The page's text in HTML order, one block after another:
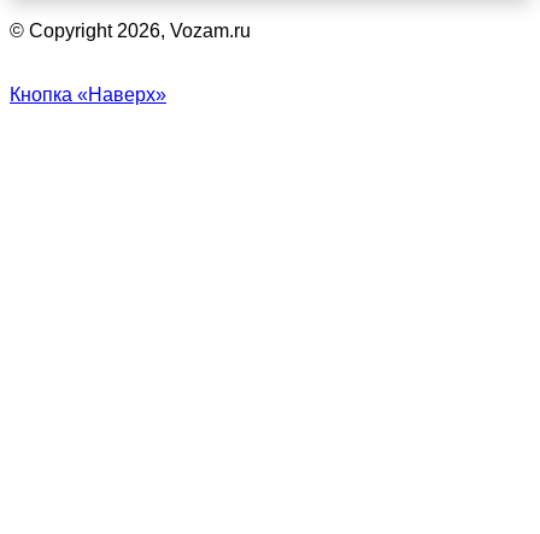
© Copyright 2026, Vozam.ru
Кнопка «Наверх»